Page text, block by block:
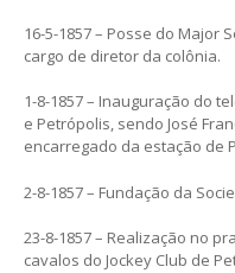
16-5-1857 – Posse do Major
cargo de diretor da colônia.
1-8-1857 – Inauguração do
e Petrópolis, sendo José
encarregado da estação de
2-8-1857 – Fundação da
23-8-1857 – Realização no
cavalos do Jockey Club de